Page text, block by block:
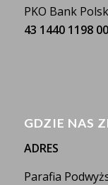
PKO Bank
43 1440 1198
GDZIE NAS
ADRES
Parafia